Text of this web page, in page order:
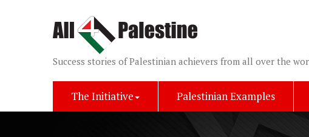
Success stories of Palestinian achievers from all over the
The Initiative Palestinian Examples